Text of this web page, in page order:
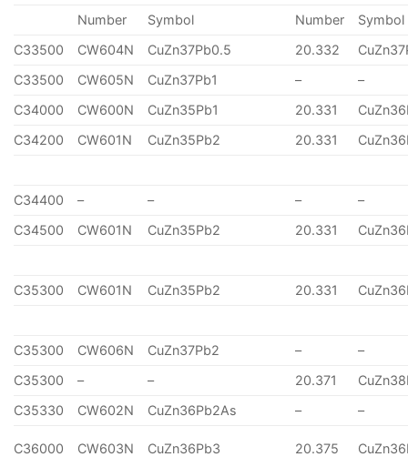
Number Symbol Number
Symbol
C33500
CW604N CuZn37Pb0.5 20.332
C33500
CW605N CuZn37Pb1 –
–
C34000
CW600N CuZn35Pb1 20.331
C34200
CW601N CuZn35Pb2 20.331
C34400 – – –
–
C34500
CW601N CuZn35Pb2 20.331
C35300 CW601N CuZn35Pb2 20.331
C35300 CW606N CuZn37Pb2 –
–
C35300
– – 20.371
C35330
CW602N CuZn36Pb2As – –
C36000 CW603N CuZn36Pb3 20.375